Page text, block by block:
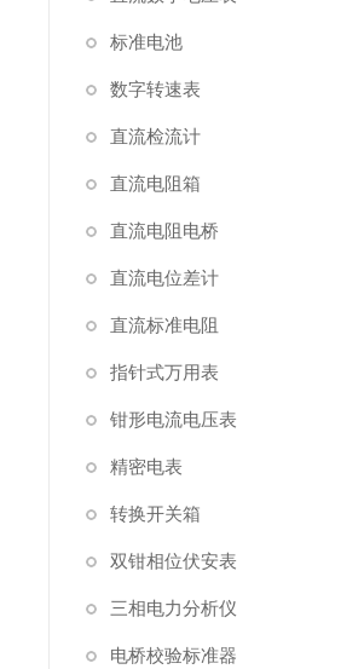
标准电池
数字转速表
直流检流计
直流电阻箱
直流电阻电桥
直流电位差计
直流标准电阻
指针式万用表
钳形电流电压表
精密电表
转换开关箱
双钳相位伏安表
三相电力分析仪
电桥校验标准器